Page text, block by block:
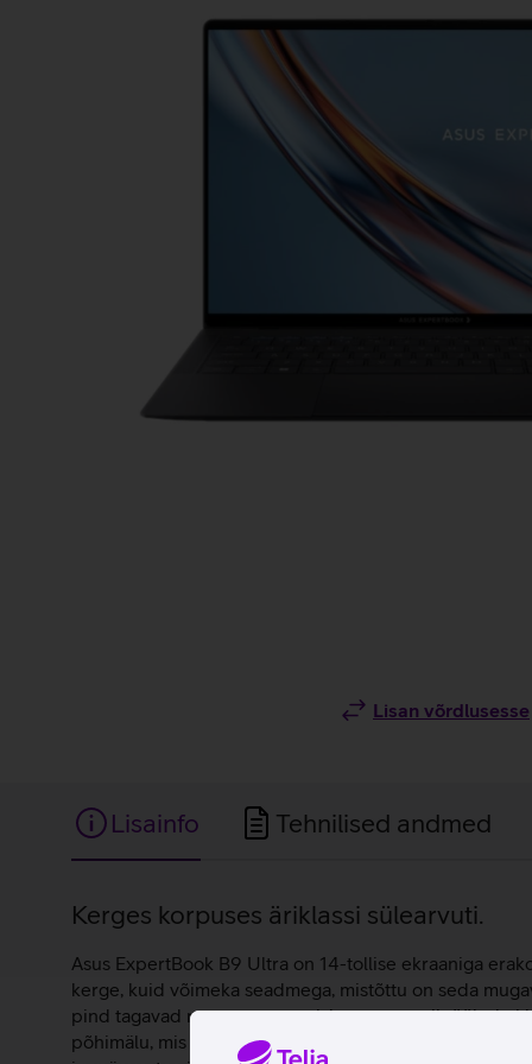
Lisan võrdlusesse
Lisainfo Tehnilised andmed
Lisainfo
Kerges korpuses äriklassi sülearvuti.
Asus ExpertBook B9 Ultra on 14-tollise ekraaniga
kerge, kuid võimeka seadmega, mistõttu on seda
pind tagavad mugava vaatamiskogemuse nii tööks
põhimälu, mis tagavad kiiruse ja mugava töö. Asus